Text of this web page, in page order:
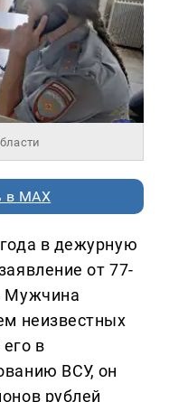
в MAX
в дежурную
от 77-
Мужчина
неизвестных
в
ВСУ, он
рублей